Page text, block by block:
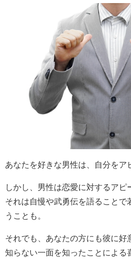
あなたを好きな男性は、自分をア
しかし、男性は恋愛に対するアピ
それは自慢や武勇伝を語ることで
うことも。
それでも、あなたの方にも彼に好
知らない一面を知ったことによる